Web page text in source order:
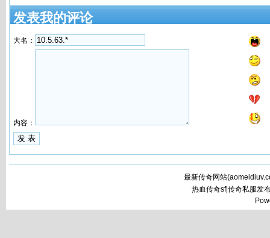
发表我的评论
大名：
内容：
最新传奇网站(
热血传奇sf|传奇私服发